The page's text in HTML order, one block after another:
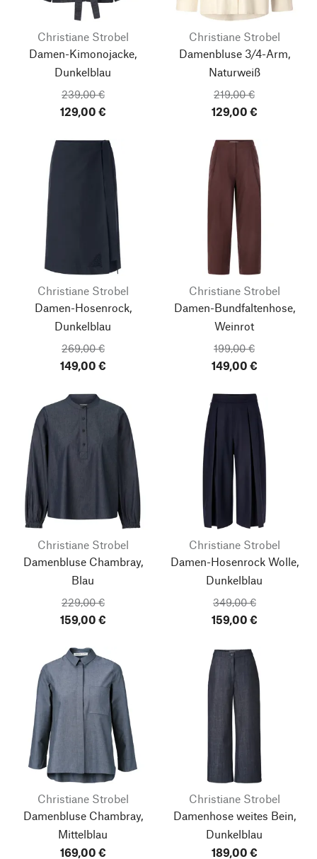
Christiane Strobel
Damen-Kimonojacke,
Dunkelblau
239,00 €
129,00 €
Christiane Strobel
Damenbluse 3/4-Arm,
Naturweiß
219,00 €
129,00 €
Christiane Strobel
Damen-Hosenrock,
Dunkelblau
269,00 €
149,00 €
Christiane Strobel
Damen-Bundfaltenhose,
Weinrot
199,00 €
149,00 €
Christiane Strobel
Damenbluse Chambray,
Blau
229,00 €
159,00 €
Christiane Strobel
Damen-Hosenrock Wolle,
Dunkelblau
349,00 €
159,00 €
Christiane Strobel
Damenbluse Chambray,
Mittelblau
169,00 €
Christiane Strobel
Damenhose weites Bein,
Dunkelblau
189,00 €